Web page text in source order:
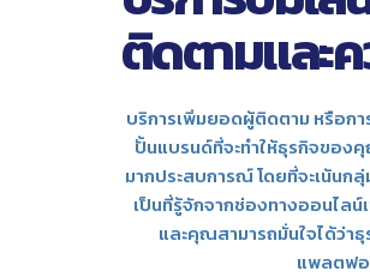
ติดตามและ
บริการเพิ่มยอดผู้ติดตาม หรือกา
ปั้นแบรนด์ที่จะทำให้ธุรกิจของ
มากประสบการณ์ โดยที่จะเน้น
เป็นที่รู้จักจากช่องทางออนไล
และคุณสามารถมั่นใจได้ว่า
แพลตฟ